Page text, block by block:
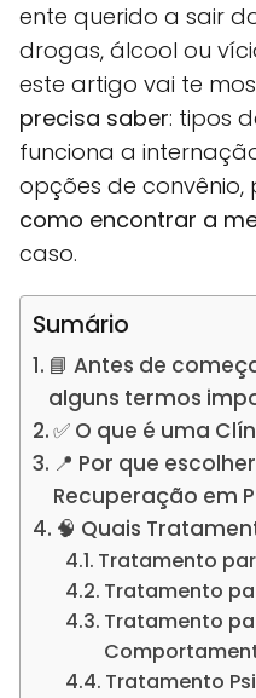
ente querido a sair
drogas, álcool ou
este artigo vai te
precisa saber: tipos
funciona a
opções de
como encontrar a
caso.
Sumário
📘 Antes de
alguns termos
✅ O que é uma
📍 Por que
Recuperação em
🧠 Quais
Tratamento
Tratamento
Tratamento
Tratamento